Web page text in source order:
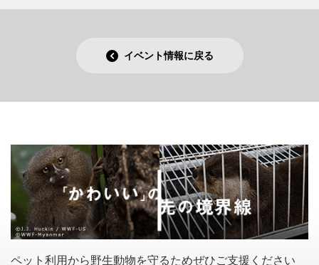
イベント情報に戻る
ペット利用から野生動物を守るためぜひご支援ください